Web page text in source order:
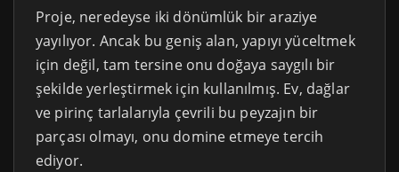
Proje, neredeyse iki dönümlük bir araziye
yayılıyor. Ancak bu geniş alan, yapıyı yüceltmek
için değil, tam tersine onu doğaya saygılı bir
şekilde yerleştirmek için kullanılmış. Ev, dağlar
ve pirinç tarlalarıyla çevrili bu peyzajın bir
parçası olmayı, onu domine etmeye tercih
ediyor.